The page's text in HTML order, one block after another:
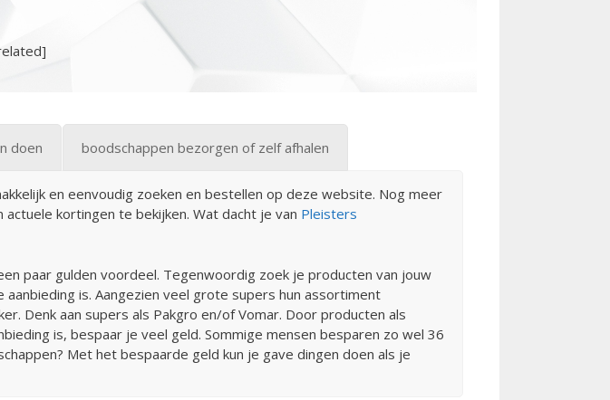
doen boodschappen bezorgen of zelf afhalen
en eenvoudig zoeken en bestellen op deze website. Nog meer
kortingen te bekijken. Wat dacht je van Pleisters
paar gulden voordeel. Tegenwoordig zoek je producten van jouw
is. Aangezien veel grote supers hun assortiment
Denk aan supers als Pakgro en/of Vomar. Door producten als
is, bespaar je veel geld. Sommige mensen besparen zo wel 36
Met het bespaarde geld kun je gave dingen doen als je